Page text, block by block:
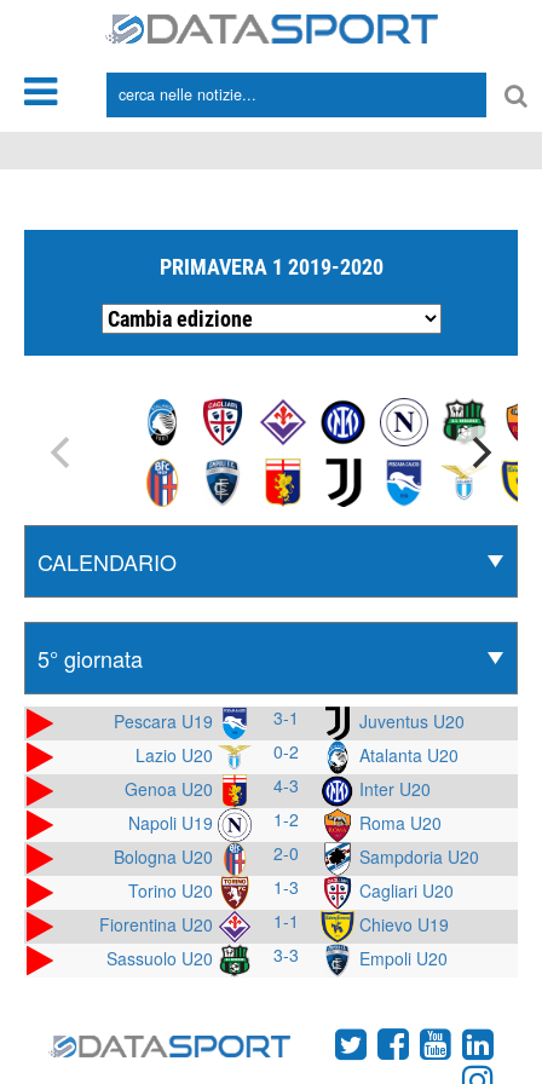
PRIMAVERA 1 2019-2020
Pescara U19 3-1
Juventus U20
Lazio U20
0-2
Atalanta U20
Genoa U20
4-3
Inter U20
Napoli U19
1-2
Roma U20
Bologna U20
2-0
Sampdoria U20
Torino U20
1-3
Cagliari U20
Fiorentina U20
1-1
Chievo U19
Sassuolo U20
3-3 Empoli U20